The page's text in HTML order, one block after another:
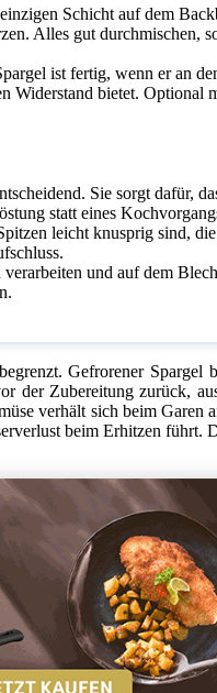
Schicht auf dem
Alles gut durchmischen,
ist fertig, wenn er an
bietet. Optional
Sie sorgt dafür,
statt eines
leicht knusprig sind,
und auf dem
Gefrorener Spargel
der Zubereitung zurück,
verhält sich beim Garen
beim Erhitzen führt.